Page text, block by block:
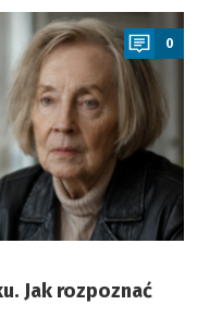
0
Jak rozpoznać